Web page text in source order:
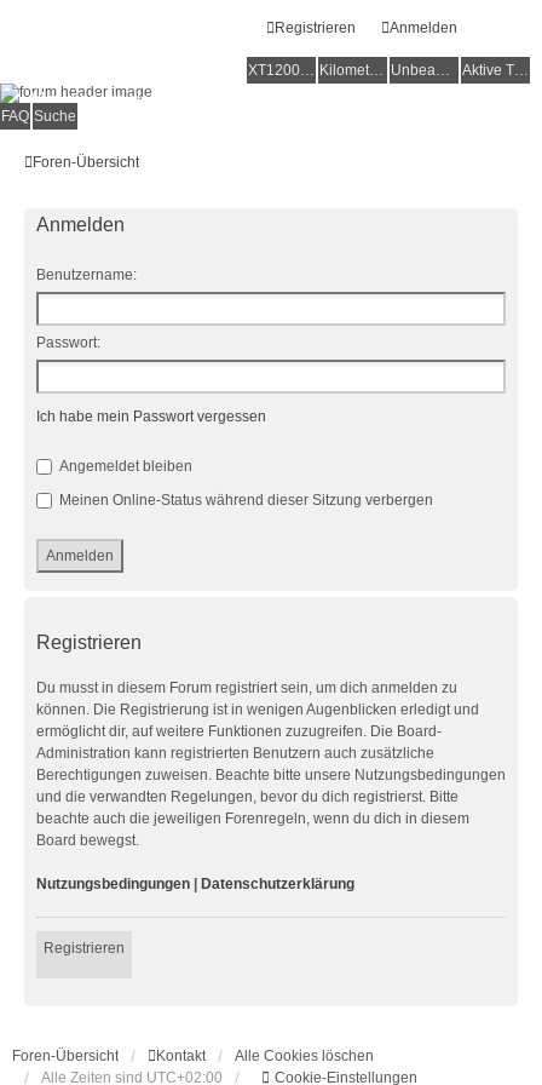
Anmelden
Registrieren
XT1200Z-Wiki Kilometerstatistik Unbeantwortete Themen Aktive Themen
Alles rund um die Yamaha XT1200Z Super Ténéré
FAQ Suche
Foren-Übersicht
Anmelden
Benutzername:
Passwort:
Ich habe mein Passwort vergessen
Angemeldet bleiben
Meinen Online-Status während dieser Sitzung verbergen
Registrieren
Du musst in diesem Forum registriert sein, um dich anmelden zu
können. Die Registrierung ist in wenigen Augenblicken erledigt und
ermöglicht dir, auf weitere Funktionen zuzugreifen. Die Board-
Administration kann registrierten Benutzern auch zusätzliche
Berechtigungen zuweisen. Beachte bitte unsere Nutzungsbedingungen
und die verwandten Regelungen, bevor du dich registrierst. Bitte
beachte auch die jeweiligen Forenregeln, wenn du dich in diesem
Board bewegst.
Nutzungsbedingungen Datenschutzerklärung
Registrieren
Foren-Übersicht Kontakt
Alle Cookies löschen
Alle Zeiten sind UTC+02:00 Cookie-Einstellungen